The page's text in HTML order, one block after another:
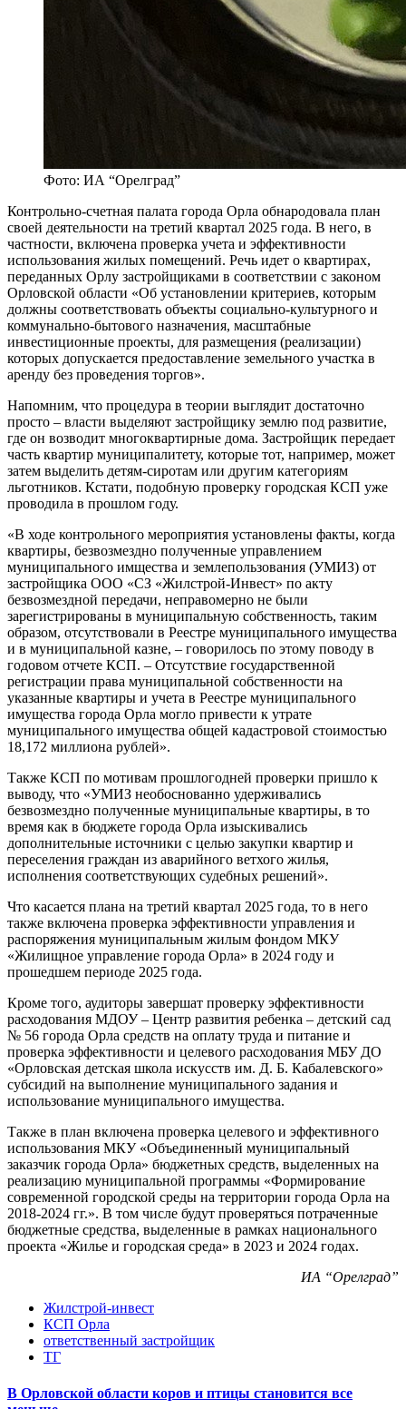
Фото: ИА “Орелград”
Контрольно-счетная палата города Орла обнародовала план
своей деятельности на третий квартал 2025 года. В него, в
частности, включена проверка учета и эффективности
использования жилых помещений. Речь идет о квартирах,
переданных Орлу застройщиками в соответствии с законом
Орловской области «Об установлении критериев, которым
должны соответствовать объекты социально-культурного и
коммунально-бытового назначения, масштабные
инвестиционные проекты, для размещения (реализации)
которых допускается предоставление земельного участка в
аренду без проведения торгов».
Напомним, что процедура в теории выглядит достаточно
просто – власти выделяют застройщику землю под развитие,
где он возводит многоквартирные дома. Застройщик передает
часть квартир муниципалитету, которые тот, например, может
затем выделить детям-сиротам или другим категориям
льготников. Кстати, подобную проверку городская КСП уже
проводила в прошлом году.
«В ходе контрольного мероприятия установлены факты, когда
квартиры, безвозмездно полученные управлением
муниципального имщества и землепользования (УМИЗ) от
застройщика ООО «СЗ «Жилстрой-Инвест» по акту
безвозмездной передачи, неправомерно не были
зарегистрированы в муниципальную собственность, таким
образом, отсутствовали в Реестре муниципального имущества
и в муниципальной казне, – говорилось по этому поводу в
годовом отчете КСП. – Отсутствие государственной
регистрации права муниципальной собственности на
указанные квартиры и учета в Реестре муниципального
имущества города Орла могло привести к утрате
муниципального имущества общей кадастровой стоимостью
18,172 миллиона рублей».
Также КСП по мотивам прошлогодней проверки пришло к
выводу, что «УМИЗ необоснованно удерживались
безвозмездно полученные муниципальные квартиры, в то
время как в бюджете города Орла изыскивались
дополнительные источники с целью закупки квартир и
переселения граждан из аварийного ветхого жилья,
исполнения соответствующих судебных решений».
Что касается плана на третий квартал 2025 года, то в него
также включена проверка эффективности управления и
распоряжения муниципальным жилым фондом МКУ
«Жилищное управление города Орла» в 2024 году и
прошедшем периоде 2025 года.
Кроме того, аудиторы завершат проверку эффективности
расходования МДОУ – Центр развития ребенка – детский сад
№ 56 города Орла средств на оплату труда и питание и
проверка эффективности и целевого расходования МБУ ДО
«Орловская детская школа искусств им. Д. Б. Кабалевского»
субсидий на выполнение муниципального задания и
использование муниципального имущества.
Также в план включена проверка целевого и эффективного
использования МКУ «Объединенный муниципальный
заказчик города Орла» бюджетных средств, выделенных на
реализацию муниципальной программы «Формирование
современной городской среды на территории города Орла на
2018-2024 гг.». В том числе будут проверяться потраченные
бюджетные средства, выделенные в рамках национального
проекта «Жилье и городская среда» в 2023 и 2024 годах.
ИА “Орелград”
Жилстрой-инвест
КСП Орла
ответственный застройщик
ТГ
В Орловской области коров и птицы становится все